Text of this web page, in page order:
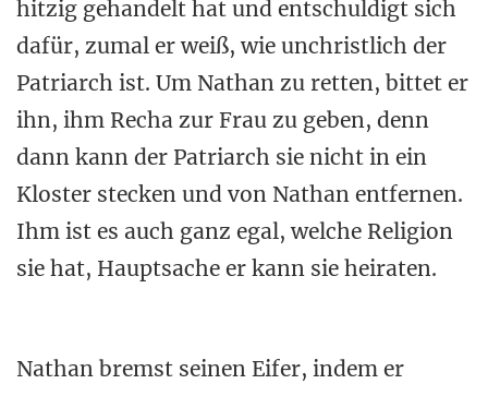
hitzig gehandelt hat und entschuldigt sich
dafür, zumal er weiß, wie unchristlich der
Patriarch ist. Um Nathan zu retten, bittet er
ihn, ihm Recha zur Frau zu geben, denn
dann kann der Patriarch sie nicht in ein
Kloster stecken und von Nathan entfernen.
Ihm ist es auch ganz egal, welche Religion
sie hat, Hauptsache er kann sie heiraten.
Nathan bremst seinen Eifer, indem er